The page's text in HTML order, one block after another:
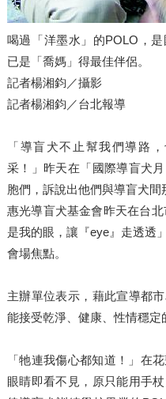
喝過「洋墨水」的POLO，
已是「喬媽」得最佳伴侶。
記者楊湘鈞／攝影
記者楊湘鈞／台北報導
「導盲犬不止幫我們導路
采！」昨天在「國際導盲犬
胞們，訴說出他們與導盲犬間
惠光導盲犬基金會昨天在台
是我的眼，讓『eye』走透透
會場焦點。
主辦單位表示，藉此宣導都
能接受乾淨、健康、性情穩定
「牠連我傷心都知道！」在
眼睛即看不見，原只能用手